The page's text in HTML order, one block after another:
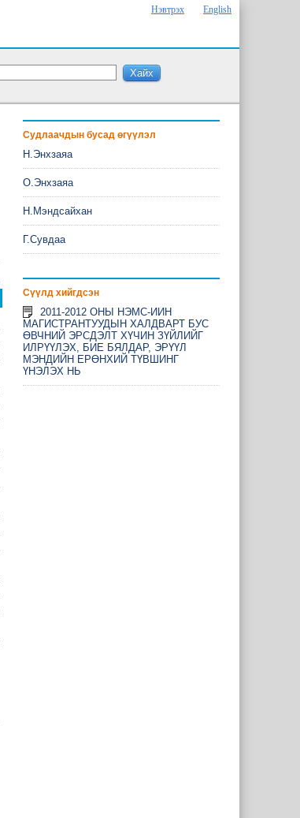
Нэвтрэх English
Судлаачдын бусад өгүүлэл
Н.Энхзаяа
О.Энхзаяа
Н.Мэндсайхан
Г.Сувдаа
Сүүлд хийгдсэн
2011-2012 ОНЫ НЭМС-ИИН
МАГИСТРАНТУУДЫН ХАЛДВАРТ БУС
ӨВЧНИЙ ЭРСДЭЛТ ХҮЧИН ЗҮЙЛИЙГ
ИЛРҮҮЛЭХ, БИЕ БЯЛДАР, ЭРҮҮЛ
МЭНДИЙН ЕРӨНХИЙ ТҮВШИНГ
ҮНЭЛЭХ НЬ